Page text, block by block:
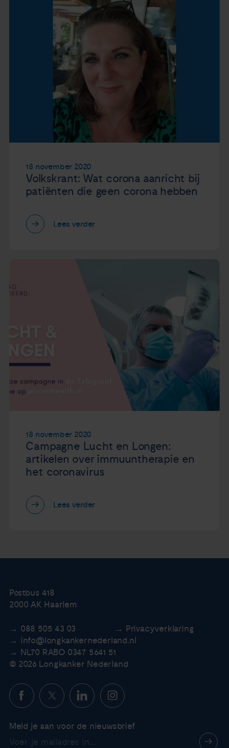
18 november 2020
Volkskrant: Wat corona aanricht bij
patiënten die geen corona hebben
Lees verder
18 november 2020
Campagne Lucht en Longen:
artikelen over immuuntherapie en
het coronavirus
Lees verder
Postbus 418
2000 AK Haarlem
088 505 43 03
Privacyverklaring
info@longkankernederland.nl
NL70 RABO 0347 5641 51
© 2026 Longkanker Nederland
Meld je aan voor de nieuwsbrief